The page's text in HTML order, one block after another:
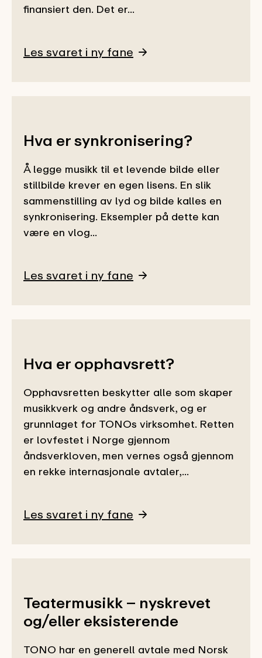
finansiert den. Det er...
Les svaret i ny fane
Hva er synkronisering?
Å legge musikk til et levende bilde eller
stillbilde krever en egen lisens. En slik
sammenstilling av lyd og bilde kalles en
synkronisering. Eksempler på dette kan
være en vlog...
Les svaret i ny fane
Hva er opphavsrett?
Opphavsretten beskytter alle som skaper
musikkverk og andre åndsverk, og er
grunnlaget for TONOs virksomhet. Retten
er lovfestet i Norge gjennom
åndsverkloven, men vernes også gjennom
en rekke internasjonale avtaler,...
Les svaret i ny fane
Teatermusikk – nyskrevet
og/eller eksisterende
TONO har en generell avtale med Norsk